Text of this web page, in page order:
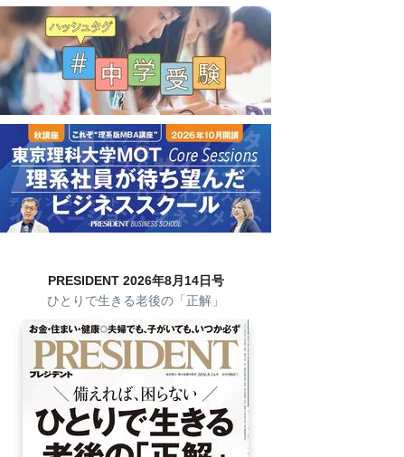
PRESIDENT 2026年8月14日号
ひとりで生きる老後の「正解」